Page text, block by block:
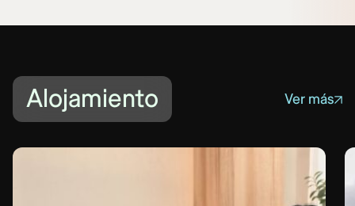
Alojamiento Ver más